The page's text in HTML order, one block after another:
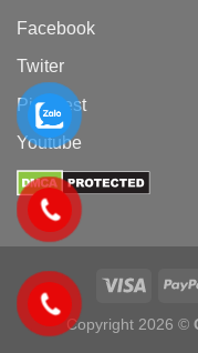
Facebook
Twiter
Pinterest
Youtube
Copyright 2026 ©